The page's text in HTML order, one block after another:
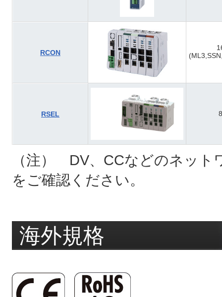
RCON
RSEL 8
（注） DV、CCなどのネット
をご確認ください。
海外規格